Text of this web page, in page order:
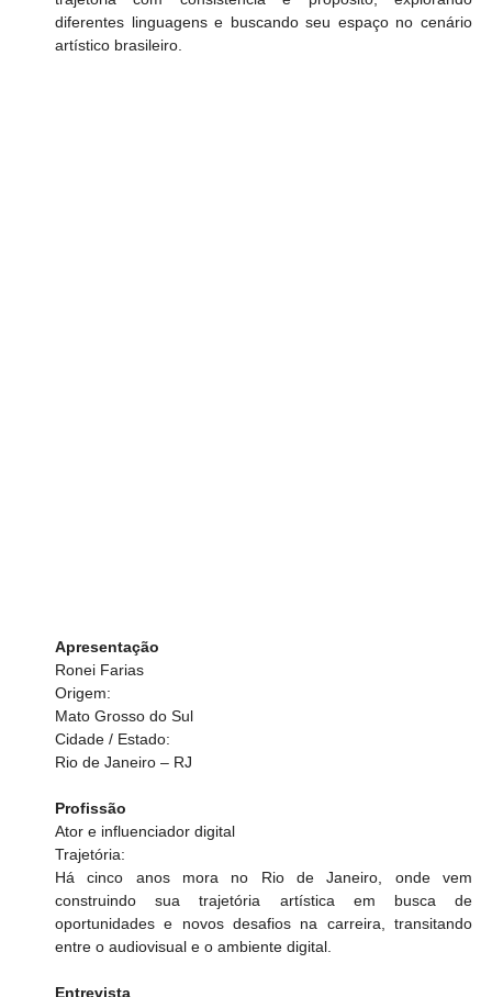
diferentes linguagens e buscando seu espaço no cenário
artístico brasileiro.
Apresentação
Ronei Farias
Origem:
Mato Grosso do Sul
Cidade / Estado:
Rio de Janeiro – RJ
Profissão
Ator e influenciador digital
Trajetória:
Há cinco anos mora no Rio de Janeiro, onde vem
construindo sua trajetória artística em busca de
oportunidades e novos desafios na carreira, transitando
entre o audiovisual e o ambiente digital.
Entrevista